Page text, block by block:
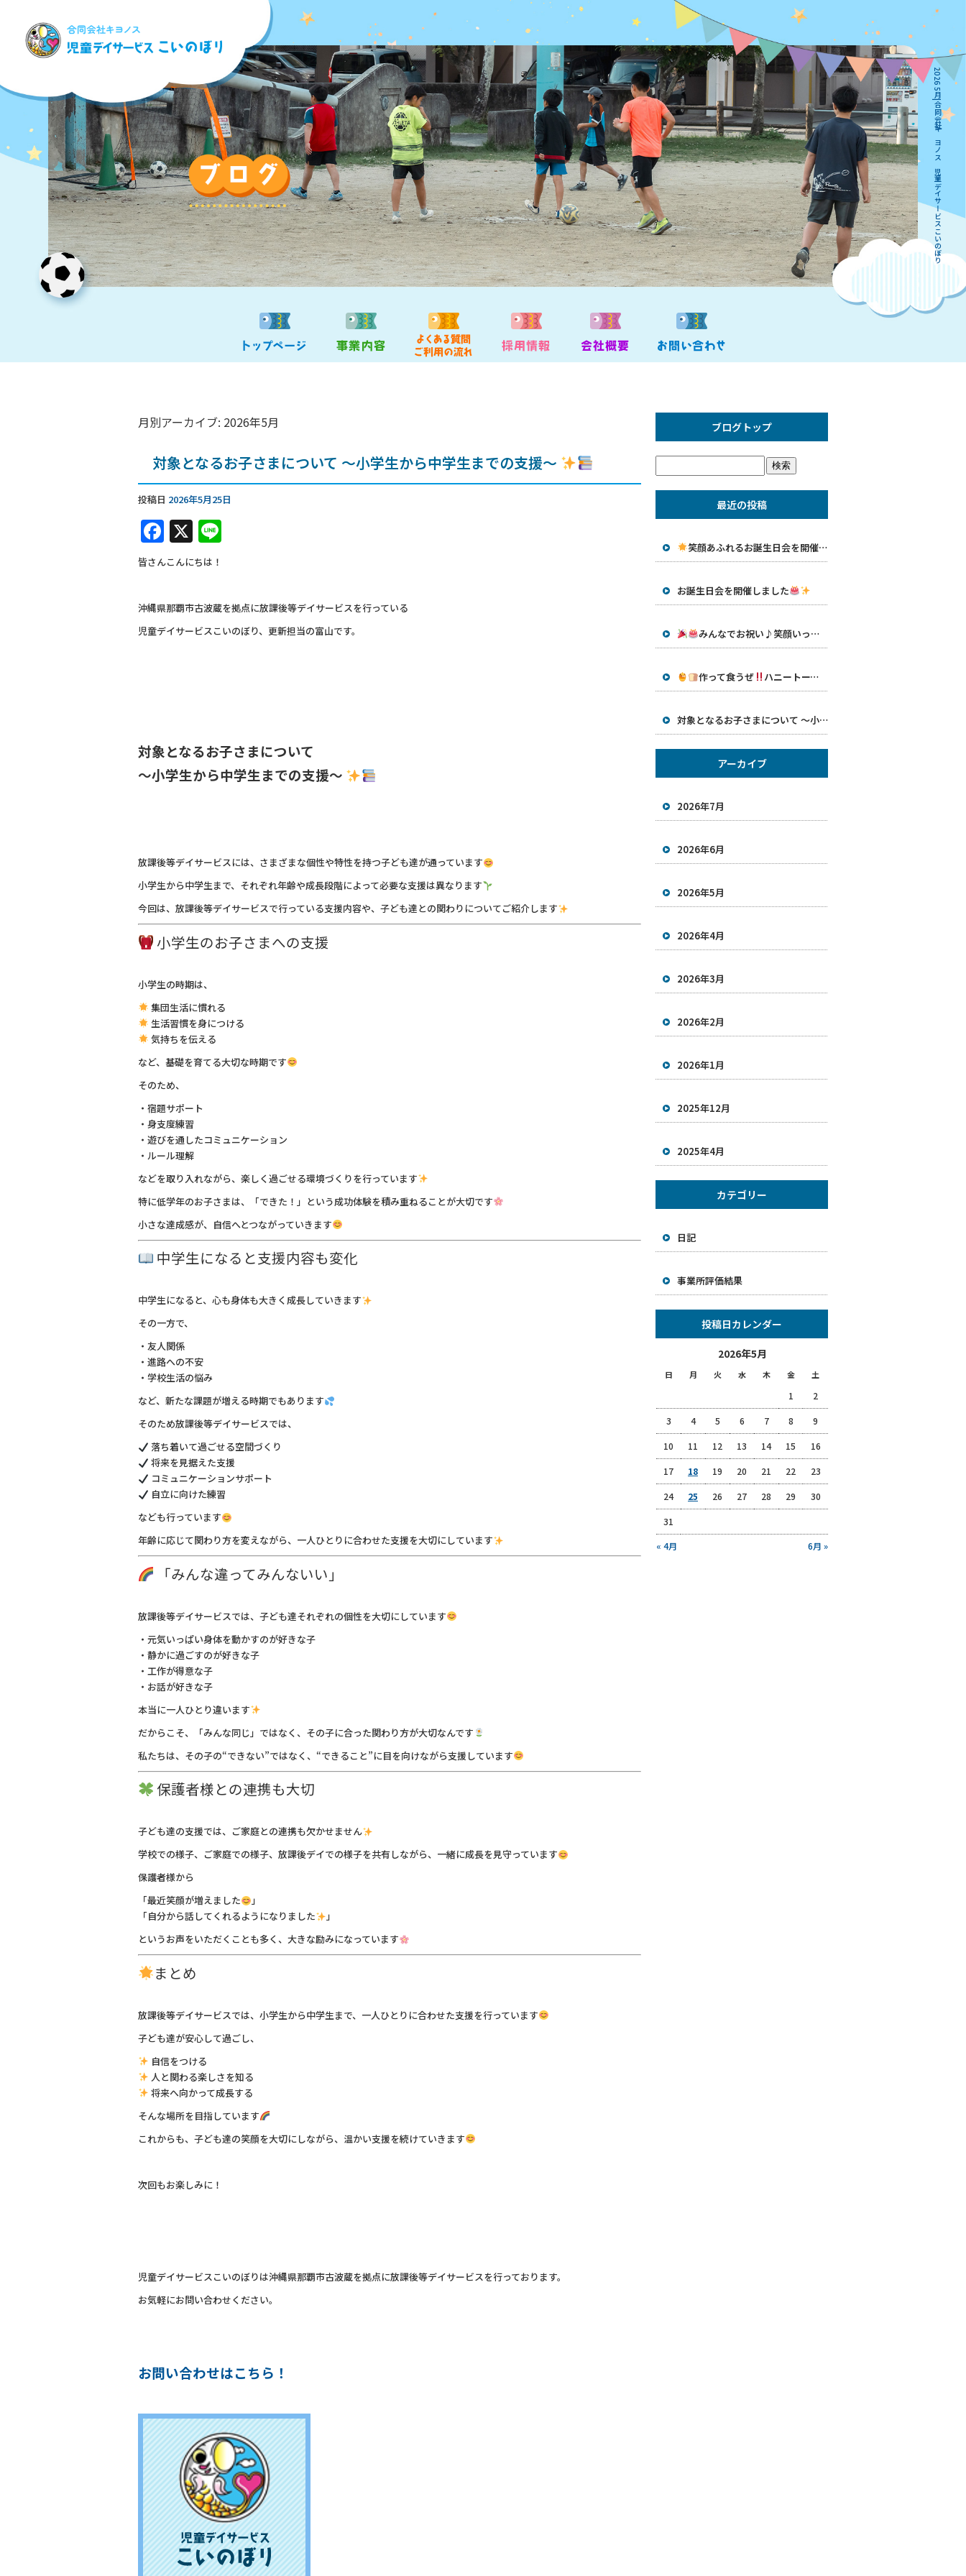
2026 5月|合同会社キヨノス 児童デイサービスこいのぼり
月別アーカイブ: 2026年5月
対象となるお子さまについて ～小学生から中学生までの支援～
投稿日 2026年5月25日
F
a
c
e
b
o
X
皆さんこんにちは！
沖縄県那覇市古波蔵を拠点に放課後等デイサービスを行っている
児童デイサービスこいのぼり、更新担当の富山です。
対象となるお子さまについて
～小学生から中学生までの支援～
放課後等デイサービスには、さまざまな個性や特性を持つ子ども達が通っています
小学生から中学生まで、それぞれ年齢や成長段階によって必要な支援は異なります
今回は、放課後等デイサービスで行っている支援内容や、子ども達との関わりについてご紹介します
小学生のお子さまへの支援
小学生の時期は、
集団生活に慣れる
生活習慣を身につける
気持ちを伝える
など、基礎を育てる大切な時期です
そのため、
・宿題サポート
・身支度練習
・遊びを通したコミュニケーション
・ルール理解
などを取り入れながら、楽しく過ごせる環境づくりを行っています
特に低学年のお子さまは、「できた！」という成功体験を積み重ねることが大切です
小さな達成感が、自信へとつながっていきます
中学生になると支援内容も変化
中学生になると、心も身体も大きく成長していきます
その一方で、
・友人関係
・進路への不安
・学校生活の悩み
など、新たな課題が増える時期でもあります
そのため放課後等デイサービスでは、
落ち着いて過ごせる空間づくり
将来を見据えた支援
コミュニケーションサポート
自立に向けた練習
なども行っています
年齢に応じて関わり方を変えながら、一人ひとりに合わせた支援を大切にしています
「みんな違ってみんないい」
放課後等デイサービスでは、子ども達それぞれの個性を大切にしています
・元気いっぱい身体を動かすのが好きな子
・静かに過ごすのが好きな子
・工作が得意な子
・お話が好きな子
本当に一人ひとり違います
だからこそ、「みんな同じ」ではなく、その子に合った関わり方が大切なんです
私たちは、その子の“できない”ではなく、“できること”に目を向けながら支援しています
保護者様との連携も大切
子ども達の支援では、ご家庭との連携も欠かせません
学校での様子、ご家庭での様子、放課後デイでの様子を共有しながら、一緒に成長を見守っています
保護者様から
「最近笑顔が増えました
」
「自分から話してくれるようになりました
」
というお声をいただくことも多く、大きな励みになっています
まとめ
放課後等デイサービスでは、小学生から中学生まで、一人ひとりに合わせた支援を行っています
子ども達が安心して過ごし、
自信をつける
人と関わる楽しさを知る
将来へ向かって成長する
そんな場所を目指しています
これからも、子ども達の笑顔を大切にしながら、温かい支援を続けていきます
次回もお楽しみに！
児童デイサービスこいのぼりは沖縄県那覇市古波蔵を拠点に放課後等デイサービスを行っております。
お気軽にお問い合わせください。
お問い合わせはこちら！
ブログトップ
最近の投稿
笑顔あふれるお誕生日会を開催しました
お誕生日会を開催しました
みんなでお祝い♪笑顔いっぱいのお誕生日会
作って食うぜ ハニートースト祭り開催
対象となるお子さまについて ～小学生から中学生までの支援～
アーカイブ
2026年7月
2026年6月
2026年5月
2026年4月
2026年3月
2026年2月
2026年1月
2025年12月
2025年4月
カテゴリー
日記
事業所評価結果
投稿日カレンダー
2026年5月
日 月 火 水 木 金 土
« 4月 6月 »
1 2
3 4 5 6 7 8 9
10 11 12 13 14 15 16
17 18 19 20 21 22 23
24 25 26 27 28 29 30
31